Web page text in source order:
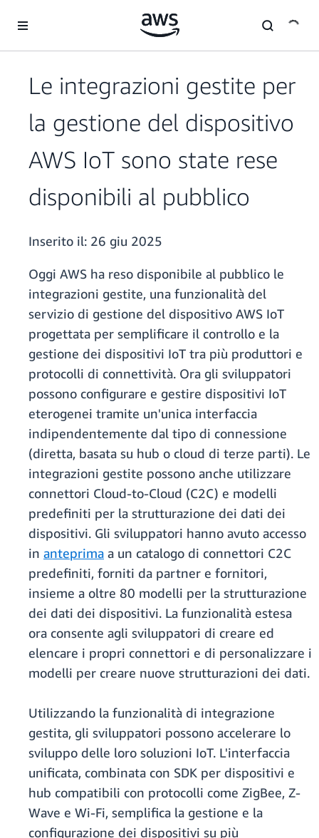
Le integrazioni gestite per
la gestione del dispositivo
AWS IoT sono state rese
disponibili al pubblico
Inserito il: 26 giu 2025
Oggi AWS ha reso disponibile al pubblico le
integrazioni gestite, una funzionalità del
servizio di gestione del dispositivo AWS IoT
progettata per semplificare il controllo e la
gestione dei dispositivi IoT tra più produttori e
protocolli di connettività. Ora gli sviluppatori
possono configurare e gestire dispositivi IoT
eterogenei tramite un'unica interfaccia
indipendentemente dal tipo di connessione
(diretta, basata su hub o cloud di terze parti). Le
integrazioni gestite possono anche utilizzare
connettori Cloud-to-Cloud (C2C) e modelli
predefiniti per la strutturazione dei dati dei
dispositivi. Gli sviluppatori hanno avuto accesso
in anteprima a un catalogo di connettori C2C
predefiniti, forniti da partner e fornitori,
insieme a oltre 80 modelli per la strutturazione
dei dati dei dispositivi. La funzionalità estesa
ora consente agli sviluppatori di creare ed
elencare i propri connettori e di personalizzare i
modelli per creare nuove strutturazioni dei dati.
Utilizzando la funzionalità di integrazione
gestita, gli sviluppatori possono accelerare lo
sviluppo delle loro soluzioni IoT. L'interfaccia
unificata, combinata con SDK per dispositivi e
hub compatibili con protocolli come ZigBee, Z-
Wave e Wi-Fi, semplifica la gestione e la
configurazione dei dispositivi su più